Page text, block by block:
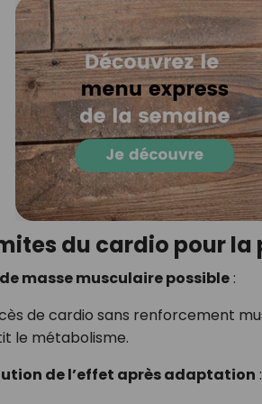
du cardio pour la
masse musculaire possible :
de cardio sans renforcement
le métabolisme.
de l’effet après adaptation :